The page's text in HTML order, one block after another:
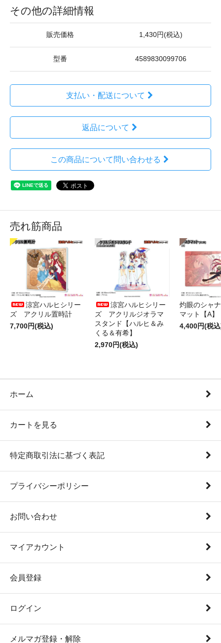
その他の詳細情報
販売価格 1,430円(税込)
型番 4589830099706
支払い・配送について
返品について
この商品について問い合わせる
売れ筋商品
涼宮ハルヒシリー
ズ アクリル置時計
7,700円(税込)
涼宮ハルヒシリー
ズ アクリルジオラマ
スタンド【ハルヒ＆み
くる＆有希】
2,970円(税込)
灼眼のシャ
マット【A】
4,400円(税
ホーム
カートを見る
特定商取引法に基づく表記
プライバシーポリシー
お問い合わせ
マイアカウント
会員登録
ログイン
メルマガ登録・解除